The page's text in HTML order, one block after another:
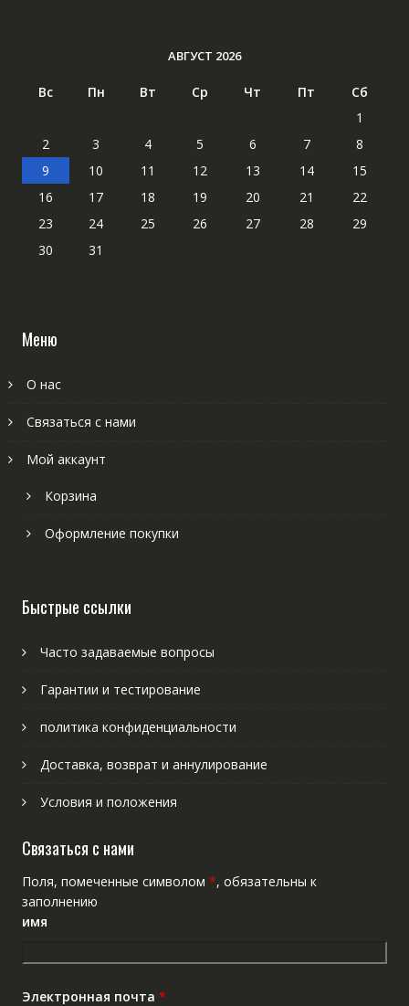
АВГУСТ 2026
Вс Пн Вт Ср Чт Пт
Сб
1
2
3 4 5 6 7
8
9
10 11 12 13 14
15
16
17 18 19 20 21
22
23
24 25 26 27 28
29
30
31
Меню
О нас
Связаться с нами
Мой аккаунт
Корзина
Оформление покупки
Быстрые ссылки
Часто задаваемые вопросы
Гарантии и тестирование
политика конфиденциальности
Доставка, возврат и аннулирование
Условия и положения
Связаться с нами
Поля, помеченные символом *, обязательны к
заполнению
имя
Электронная почта *